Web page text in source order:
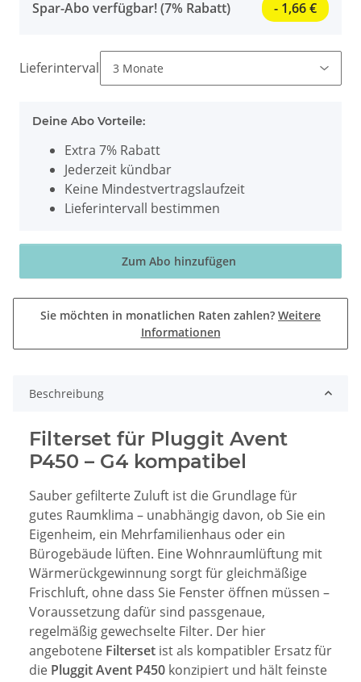
Spar-Abo verfügbar! (7% Rabatt) - 1,66 €
Lieferintervall
Deine Abo Vorteile:
Extra 7% Rabatt
Jederzeit kündbar
Keine Mindestvertragslaufzeit
Lieferintervall bestimmen
Zum Abo hinzufügen
Sie möchten in monatlichen Raten zahlen? Weitere
Informationen
Beschreibung
Filterset für Pluggit Avent
P450 – G4 kompatibel
Sauber gefilterte Zuluft ist die Grundlage für
gutes Raumklima – unabhängig davon, ob Sie ein
Eigenheim, ein Mehrfamilienhaus oder ein
Bürogebäude lüften. Eine Wohnraumlüftung mit
Wärmerückgewinnung sorgt für gleichmäßige
Frischluft, ohne dass Sie Fenster öffnen müssen –
Voraussetzung dafür sind passgenaue,
regelmäßig gewechselte Filter. Der hier
angebotene Filterset ist als kompatibler Ersatz für
die Pluggit Avent P450 konzipiert und hält feinste